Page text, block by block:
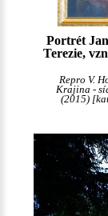
Portrét
Terezie,
Repro V.
Krajina -
(2015)